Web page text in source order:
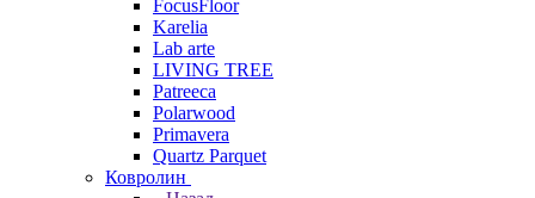
FocusFloor
Karelia
Lab arte
LIVING TREE
Patreeca
Polarwood
Primavera
Quartz Parquet
Ковролин